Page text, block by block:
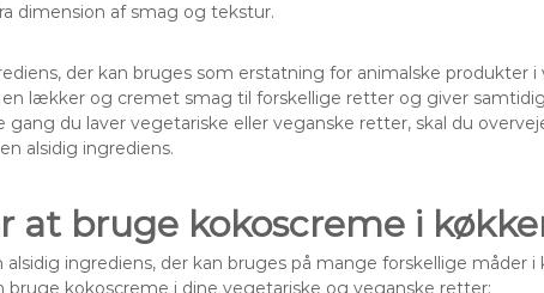
dimension af smag og tekstur.
der kan bruges som erstatning for animalske produkter i
lækker og cremet smag til forskellige retter og giver
du laver vegetariske eller veganske retter, skal du
alsidig ingrediens.
at bruge kokoscreme i
alsidig ingrediens, der kan bruges på mange forskellige måder i
bruge kokoscreme i dine vegetariske og veganske retter: